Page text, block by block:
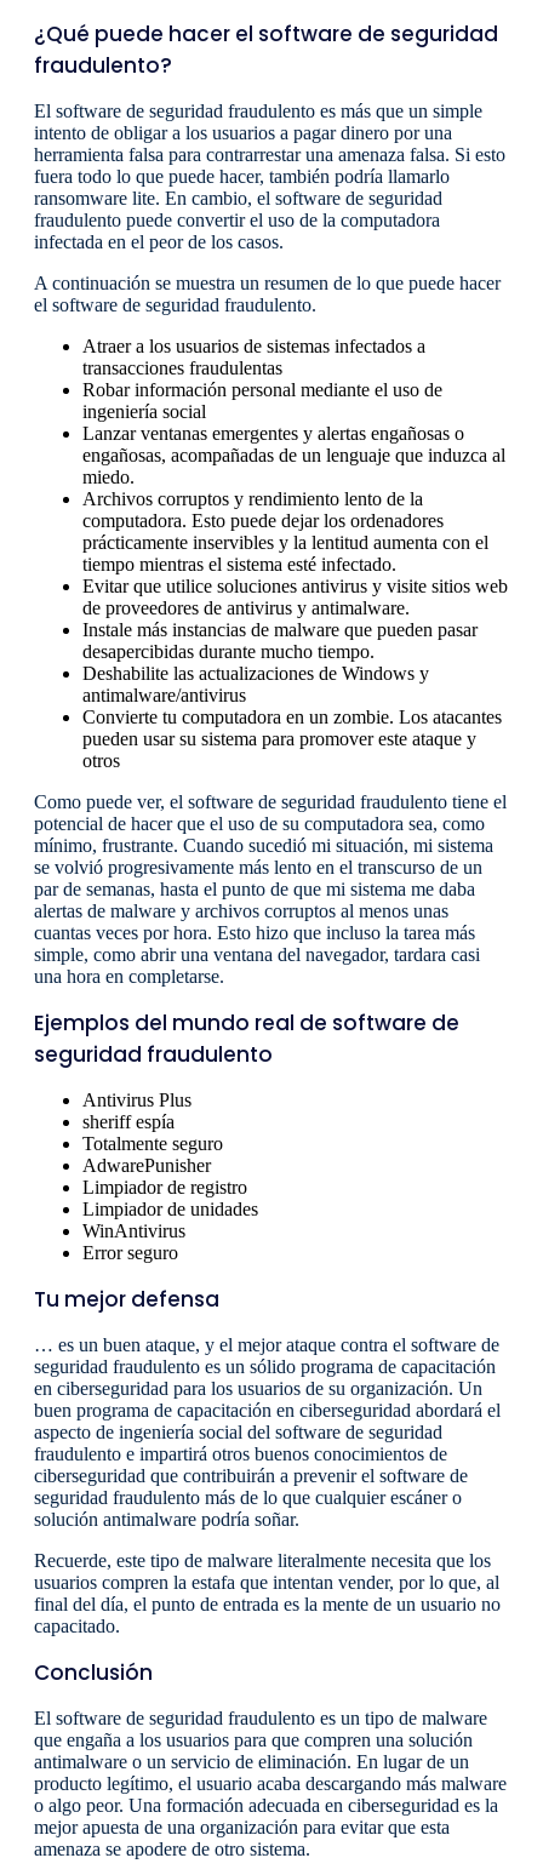
¿Qué puede hacer el software de seguridad
fraudulento?
El software de seguridad fraudulento es más que un simple
intento de obligar a los usuarios a pagar dinero por una
herramienta falsa para contrarrestar una amenaza falsa. Si esto
fuera todo lo que puede hacer, también podría llamarlo
ransomware lite. En cambio, el software de seguridad
fraudulento puede convertir el uso de la computadora
infectada en el peor de los casos.
A continuación se muestra un resumen de lo que puede hacer
el software de seguridad fraudulento.
Atraer a los usuarios de sistemas infectados a
transacciones fraudulentas
Robar información personal mediante el uso de
ingeniería social
Lanzar ventanas emergentes y alertas engañosas o
engañosas, acompañadas de un lenguaje que induzca al
miedo.
Archivos corruptos y rendimiento lento de la
computadora. Esto puede dejar los ordenadores
prácticamente inservibles y la lentitud aumenta con el
tiempo mientras el sistema esté infectado.
Evitar que utilice soluciones antivirus y visite sitios web
de proveedores de antivirus y antimalware.
Instale más instancias de malware que pueden pasar
desapercibidas durante mucho tiempo.
Deshabilite las actualizaciones de Windows y
antimalware/antivirus
Convierte tu computadora en un zombie. Los atacantes
pueden usar su sistema para promover este ataque y
otros
Como puede ver, el software de seguridad fraudulento tiene el
potencial de hacer que el uso de su computadora sea, como
mínimo, frustrante. Cuando sucedió mi situación, mi sistema
se volvió progresivamente más lento en el transcurso de un
par de semanas, hasta el punto de que mi sistema me daba
alertas de malware y archivos corruptos al menos unas
cuantas veces por hora. Esto hizo que incluso la tarea más
simple, como abrir una ventana del navegador, tardara casi
una hora en completarse.
Ejemplos del mundo real de software de
seguridad fraudulento
Antivirus Plus
sheriff espía
Totalmente seguro
AdwarePunisher
Limpiador de registro
Limpiador de unidades
WinAntivirus
Error seguro
Tu mejor defensa
… es un buen ataque, y el mejor ataque contra el software de
seguridad fraudulento es un sólido programa de capacitación
en ciberseguridad para los usuarios de su organización. Un
buen programa de capacitación en ciberseguridad abordará el
aspecto de ingeniería social del software de seguridad
fraudulento e impartirá otros buenos conocimientos de
ciberseguridad que contribuirán a prevenir el software de
seguridad fraudulento más de lo que cualquier escáner o
solución antimalware podría soñar.
Recuerde, este tipo de malware literalmente necesita que los
usuarios compren la estafa que intentan vender, por lo que, al
final del día, el punto de entrada es la mente de un usuario no
capacitado.
Conclusión
El software de seguridad fraudulento es un tipo de malware
que engaña a los usuarios para que compren una solución
antimalware o un servicio de eliminación. En lugar de un
producto legítimo, el usuario acaba descargando más malware
o algo peor. Una formación adecuada en ciberseguridad es la
mejor apuesta de una organización para evitar que esta
amenaza se apodere de otro sistema.